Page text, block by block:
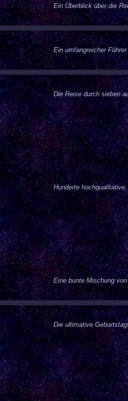
Ein Überblick über die
Ein umfangreicher
Die Reise durch sieben
Hunderte
Eine bunte Mischung
Die ultimative